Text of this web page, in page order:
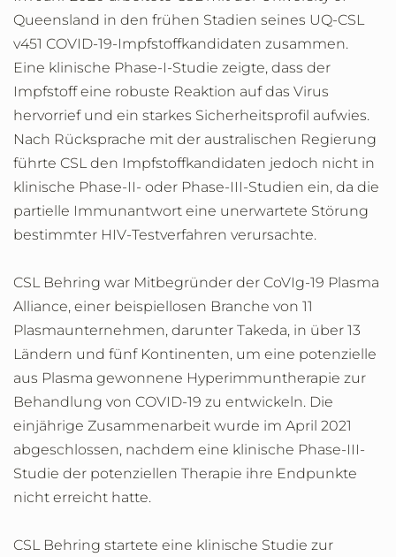
Queensland in den frühen Stadien seines UQ-CSL
v451 COVID-19-Impfstoffkandidaten zusammen.
Eine klinische Phase-I-Studie zeigte, dass der
Impfstoff eine robuste Reaktion auf das Virus
hervorrief und ein starkes Sicherheitsprofil aufwies.
Nach Rücksprache mit der australischen Regierung
führte CSL den Impfstoffkandidaten jedoch nicht in
klinische Phase-II- oder Phase-III-Studien ein, da die
partielle Immunantwort eine unerwartete Störung
bestimmter HIV-Testverfahren verursachte.
CSL Behring war Mitbegründer der CoVIg-19 Plasma
Alliance, einer beispiellosen Branche von 11
Plasmaunternehmen, darunter Takeda, in über 13
Ländern und fünf Kontinenten, um eine potenzielle
aus Plasma gewonnene Hyperimmuntherapie zur
Behandlung von COVID-19 zu entwickeln. Die
einjährige Zusammenarbeit wurde im April 2021
abgeschlossen, nachdem eine klinische Phase-III-
Studie der potenziellen Therapie ihre Endpunkte
nicht erreicht hatte.
CSL Behring startete eine klinische Studie zur